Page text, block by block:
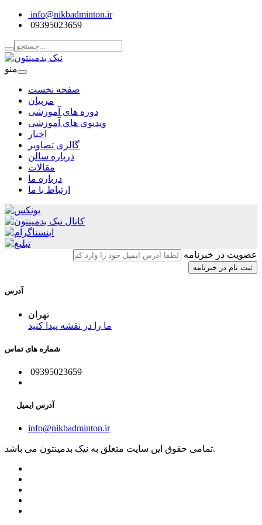
info@nikbadminton.ir
09395023659
منو
صفحه نخست
مربیان
دوره های آموزشی
ویدیوی های آموزشی
اخبار
گالری تصاویر
درباره سالن
مقالات
درباره ما
ارتباط با ما
عضویت در خبرنامه
آدرس
تهران
ما را در نقشه پیدا کنید
شماره های تماس
09395023659
آدرس ایمیل
info@nikbadminton.ir
تمامی حقوق این سایت متعلق به نیک بدمینتون می باشد.